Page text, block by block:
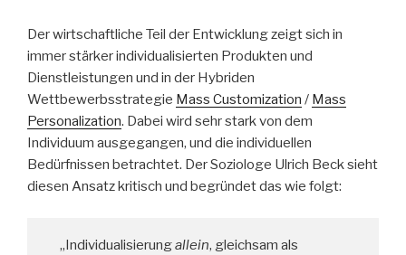
Der wirtschaftliche Teil der Entwicklung zeigt sich in
immer stärker individualisierten Produkten und
Dienstleistungen und in der Hybriden
Wettbewerbsstrategie Mass Customization / Mass
Personalization. Dabei wird sehr stark von dem
Individuum ausgegangen, und die individuellen
Bedürfnissen betrachtet. Der Soziologe Ulrich Beck sieht
diesen Ansatz kritisch und begründet das wie folgt:
„Individualisierungallein, gleichsam als